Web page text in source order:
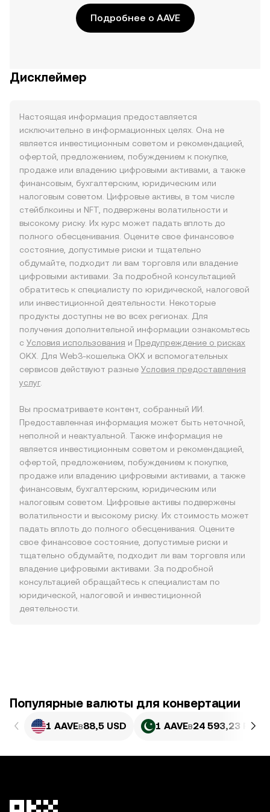
Подробнее о AAVE
Дисклеймер
Настоящая информация предоставляется
исключительно в информационных целях. Она не
является инвестиционным советом и рекомендацией,
офертой, предложением, побуждением к покупке,
продаже или владению цифровыми активами, а также
финансовым, бухгалтерским, юридическим или
налоговым советом. Цифровые активы, в том числе
стейблкоины и NFT, подвержены волатильности и
высокому риску. Их курс может падать вплоть до
полного обесценивания. Оцените свое финансовое
состояние, допустимые риски и тщательно
обдумайте, подходит ли вам торговля или владение
цифровыми активами. За подробной консультацией
обратитесь к специалисту по юридической, налоговой
или инвестиционной деятельности. Некоторые
продукты доступны не во всех регионах. Для
получения дополнительной информации ознакомьтесь
с Условия использования и Предупреждение о рисках
OKX. Для Web3-кошелька OKX и вспомогательных
сервисов действуют разные Условия предоставления
услуг.
Вы просматриваете контент, собранный ИИ.
Предоставленная информация может быть неточной,
неполной и неактуальной. Также информация не
является инвестиционным советом и рекомендацией,
офертой, предложением, побуждением к покупке,
продаже или владению цифровыми активами, а также
финансовым, бухгалтерским, юридическим или
налоговым советом. Цифровые активы подвержены
волатильности и высокому риску. Их стоимость может
падать вплоть до полного обесценивания. Оцените
свое финансовое состояние, допустимые риски и
тщательно обдумайте, подходит ли вам торговля или
владение цифровыми активами. За подробной
консультацией обращайтесь к специалистам по
юридической, налоговой и инвестиционной
деятельности.
Популярные валюты для конвертации
1 AAVEв88,5 USD 1 AAVEв24 593,23 PKR